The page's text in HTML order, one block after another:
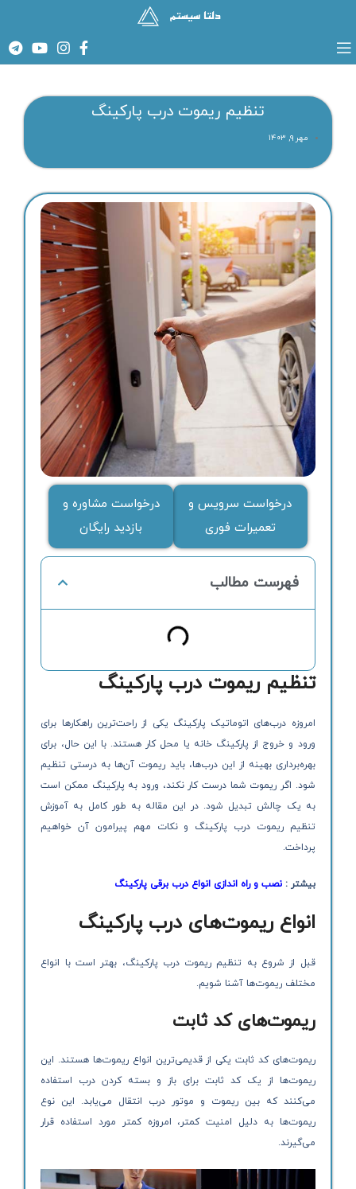
تنظیم ریموت درب پارکینگ
مهر ۹, ۱۴۰۳
درخواست سرویس و
تعمیرات فوری
درخواست مشاوره و
بازدید رایگان
فهرست مطالب
تنظیم ریموت درب پارکینگ
امروزه درب‌های اتوماتیک پارکینگ یکی از راحت‌ترین راهکارها برای
ورود و خروج از پارکینگ خانه یا محل کار هستند. با این حال، برای
بهره‌برداری بهینه از این درب‌ها، باید ریموت آن‌ها به درستی تنظیم
شود. اگر ریموت شما درست کار نکند، ورود به پارکینگ ممکن است
به یک چالش تبدیل شود. در این مقاله به طور کامل به آموزش
تنظیم ریموت درب پارکینگ و نکات مهم پیرامون آن خواهیم
پرداخت.
بیشتر :نصب و راه اندازی انواع درب برقی پارکینگ
انواع ریموت‌های درب پارکینگ
قبل از شروع به تنظیم ریموت درب پارکینگ، بهتر است با انواع
مختلف ریموت‌ها آشنا شویم.
ریموت‌های کد ثابت
ریموت‌های کد ثابت یکی از قدیمی‌ترین انواع ریموت‌ها هستند. این
ریموت‌ها از یک کد ثابت برای باز و بسته کردن درب استفاده
می‌کنند که بین ریموت و موتور درب انتقال می‌یابد. این نوع
ریموت‌ها به دلیل امنیت کمتر، امروزه کمتر مورد استفاده قرار
می‌گیرند.